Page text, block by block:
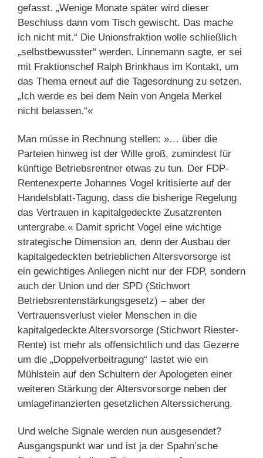
gefasst. „Wenige Monate später wird dieser
Beschluss dann vom Tisch gewischt. Das mache
ich nicht mit.“ Die Unionsfraktion wolle schließlich
„selbstbewusster“ werden. Linnemann sagte, er sei
mit Fraktionschef Ralph Brinkhaus im Kontakt, um
das Thema erneut auf die Tagesordnung zu setzen.
„Ich werde es bei dem Nein von Angela Merkel
nicht belassen.“«
Man müsse in Rechnung stellen: »… über die
Parteien hinweg ist der Wille groß, zumindest für
künftige Betriebsrentner etwas zu tun. Der FDP-
Rentenexperte Johannes Vogel kritisierte auf der
Handelsblatt-Tagung, dass die bisherige Regelung
das Vertrauen in kapitalgedeckte Zusatzrenten
untergrabe.« Damit spricht Vogel eine wichtige
strategische Dimension an, denn der Ausbau der
kapitalgedeckten betrieblichen Altersvorsorge ist
ein gewichtiges Anliegen nicht nur der FDP, sondern
auch der Union und der SPD (Stichwort
Betriebsrentenstärkungsgesetz) – aber der
Vertrauensverlust vieler Menschen in die
kapitalgedeckte Altersvorsorge (Stichwort Riester-
Rente) ist mehr als offensichtlich und das Gezerre
um die „Doppelverbeitragung“ lastet wie ein
Mühlstein auf den Schultern der Apologeten einer
weiteren Stärkung der Altersvorsorge neben der
umlagefinanzierten gesetzlichen Alterssicherung.
Und welche Signale werden nun ausgesendet?
Ausgangspunkt war und ist ja der Spahn’sche